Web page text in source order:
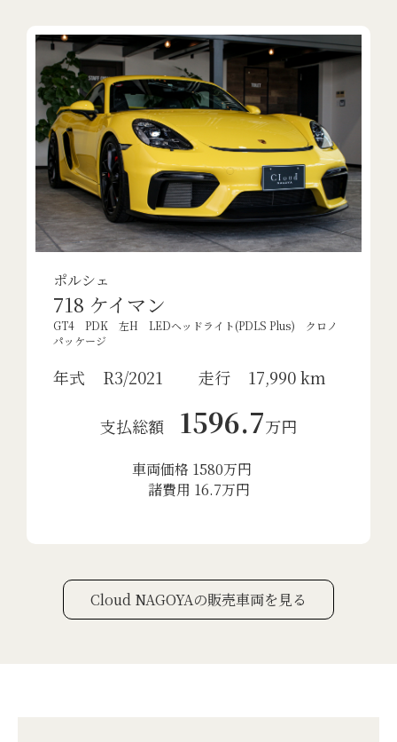
ポルシェ
718 ケイマン
GT4 PDK 左H LEDヘッドライト(PDLS Plus) クロノ
パッケージ
年式 R3/2021 走行 17,990 km
支払総額 1596.7万円
車両価格 1580万円
諸費用 16.7万円
Cloud NAGOYAの販売車両を見る